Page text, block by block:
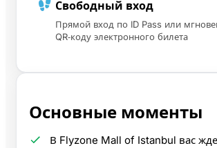
Свободный вход
Прямой вход по ID Pass или
QR‑коду электронного билета
Основные моменты
В Flyzone Mall of Istanbul вас